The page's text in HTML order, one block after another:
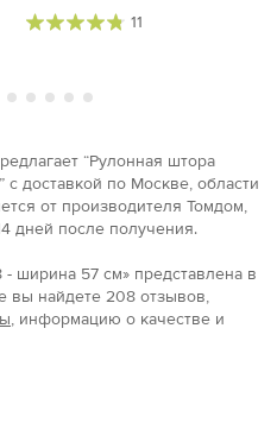
11
“Рулонная штора
с доставкой по Москве, области
от производителя Томдом,
дней после получения.
- ширина 57 см» представлена в
вы найдете 208 отзывов,
, информацию о качестве и